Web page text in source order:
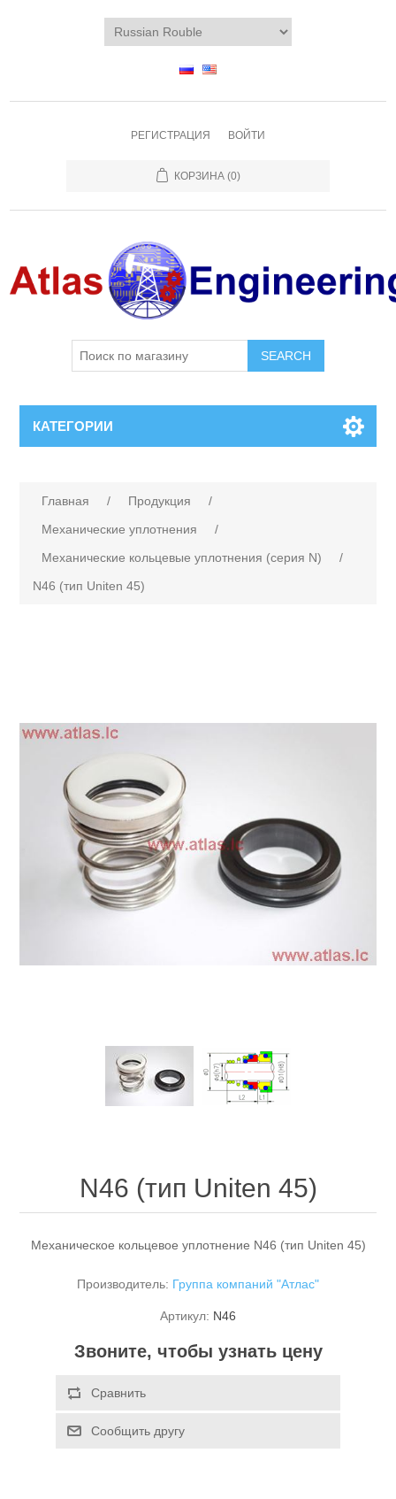
РЕГИСТРАЦИЯ ВОЙТИ
КОРЗИНА (0)
КАТЕГОРИИ
Главная / Продукция
/
Механические уплотнения
/
Механические кольцевые уплотнения (серия N)
/
N46 (тип Uniten 45)
N46 (тип Uniten 45)
Механическое кольцевое уплотнение N46 (тип Uniten 45)
Производитель: Группа компаний "Атлас"
Артикул: N46
Звоните, чтобы узнать цену